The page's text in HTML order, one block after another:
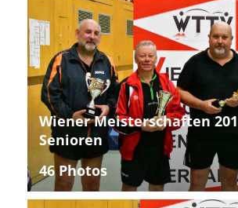
Wiener Meisterschaften
Senioren
46 Photos